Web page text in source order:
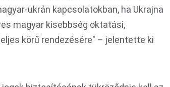
ukrán kapcsolatokban, ha Ukrajna
magyar kisebbség oktatási,
körű rendezésére" – jelentette ki